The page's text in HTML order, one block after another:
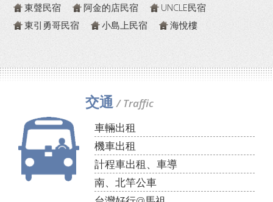
東聲民宿
阿金的店民宿
UNCLE民宿
東引勇哥民宿
小島上民宿 海悅樓
交通 / Traffic
車輛出租
機車出租
計程車出租、車導
南、北竿公車